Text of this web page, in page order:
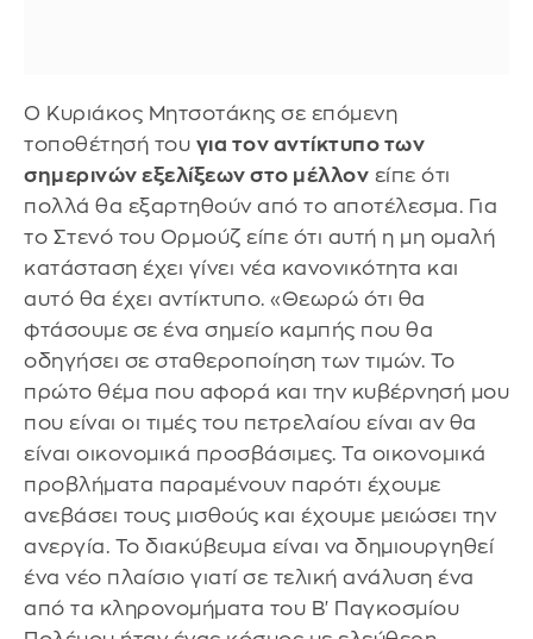
Ο Κυριάκος Μητσοτάκης σε επόμενη
τοποθέτησή του για τον αντίκτυπο των
σημερινών εξελίξεων στο μέλλον είπε ότι
πολλά θα εξαρτηθούν από το αποτέλεσμα. Για
το Στενό του Ορμούζ είπε ότι αυτή η μη ομαλή
κατάσταση έχει γίνει νέα κανονικότητα και
αυτό θα έχει αντίκτυπο. «Θεωρώ ότι θα
φτάσουμε σε ένα σημείο καμπής που θα
οδηγήσει σε σταθεροποίηση των τιμών. Το
πρώτο θέμα που αφορά και την κυβέρνησή μου
που είναι οι τιμές του πετρελαίου είναι αν θα
είναι οικονομικά προσβάσιμες. Τα οικονομικά
προβλήματα παραμένουν παρότι έχουμε
ανεβάσει τους μισθούς και έχουμε μειώσει την
ανεργία. Το διακύβευμα είναι να δημιουργηθεί
ένα νέο πλαίσιο γιατί σε τελική ανάλυση ένα
από τα κληρονομήματα του Β' Παγκοσμίου